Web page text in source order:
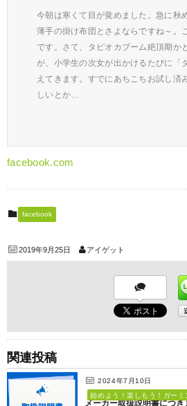
今朝は寒くて目が覚めました。急に秋
薄手の掛け布団とさよならですね～。
です。さて、タピオカブーム絶頂期か
が、小学生の次女が出かけるたびに「
えてきます。すでにあちこちお試し済
しいとか…
facebook.com
facebook
2019年9月25日 アイゲット
関連投稿
2024年7月10日
始めよう！楽しもう！ガー
メーカー取扱説明書につき